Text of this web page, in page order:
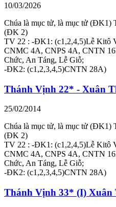
10/03/2026
Chúa là mục tử, là mục tử (ĐK1)
(ĐK 2)
TV 22 : -ĐK1: (c1,2,4,5)Lễ Kitô
CNMC 4A, CNPS 4A, CNTN
Chức, An Táng, Lễ Giỗ;
-ĐK2: (c1,2,3,4,5)CNTN 28A)
Thánh Vịnh 22* - Xuân
25/02/2014
Chúa là mục tử, là mục tử (ĐK1)
(ĐK 2)
TV 22 : -ĐK1: (c1,2,4,5)Lễ Kitô
CNMC 4A, CNPS 4A, CNTN
Chức, An Táng, Lễ Giỗ;
-ĐK2: (c1,2,3,4,5)CNTN 28A)
Thánh Vịnh 33* (I) Xuân